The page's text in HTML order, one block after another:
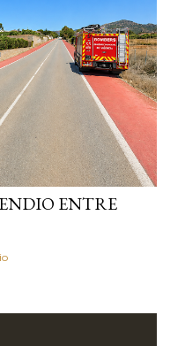
ENTRE